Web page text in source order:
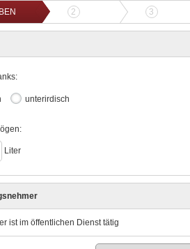
2 ANGEBOTSVERGLEICH
3
unterirdisch
Liter
ist im öffentlichen Dienst tätig